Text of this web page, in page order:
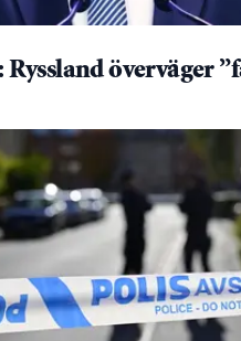
överväger